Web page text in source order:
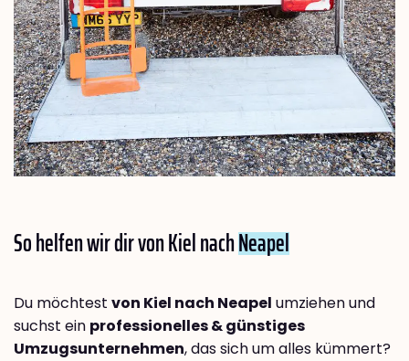
So helfen wir dir von Kiel nachNeapel
Du möchtest von Kiel nach Neapel umziehen und
suchst ein professionelles & günstiges
Umzugsunternehmen, das sich um alles kümmert?